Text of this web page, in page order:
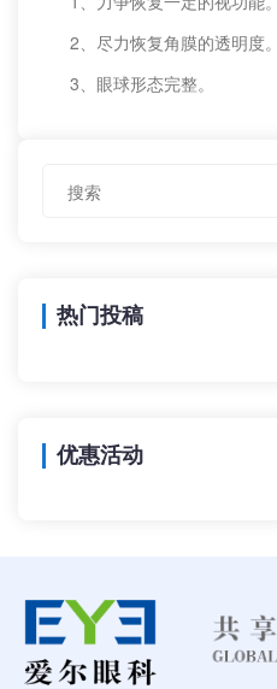
2、尽力恢复角膜的透明度。
3、眼球形态完整。
热门投稿
优惠活动